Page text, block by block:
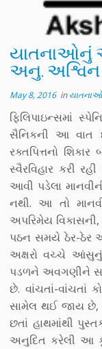
યાતનાઓનું
અનુ. અશ્વિન
May 8, 2016in
ફિલિપાઇન્સમાં
સૈનિકની આ વાત
રક્તપિત્તનો
સ્વૈરવિહાર કરી
આવી પડેલા
નથી. આ તો
અપરિમેય
પઠન સમયે ઠેર-ઠેર
અક્ષરો વચ્ચે
પડળને અવગણીને
છે. વાંચતાં-વાંચતાં
સામેલ થઈ જાય
છતાં હાથમાંથી
અનુદિત કરેલી આ